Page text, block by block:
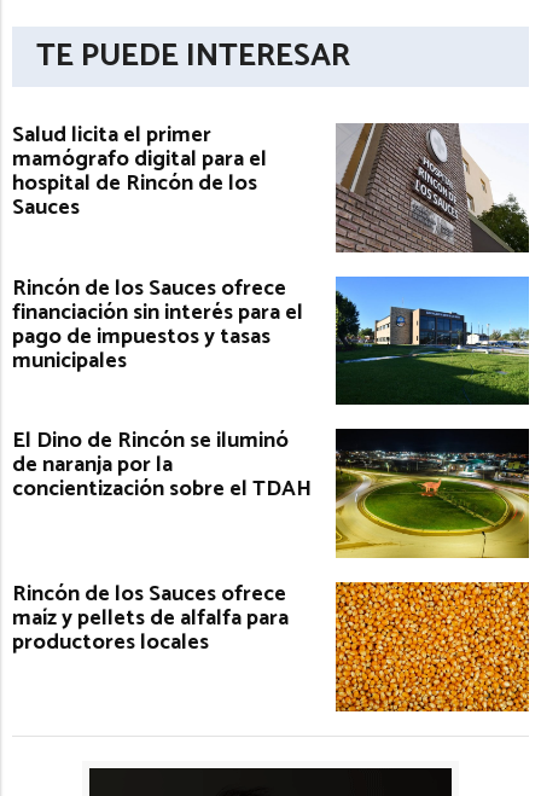
TE PUEDE INTERESAR
Salud licita el primer
mamógrafo digital para el
hospital de Rincón de los
Sauces
Rincón de los Sauces ofrece
financiación sin interés para el
pago de impuestos y tasas
municipales
El Dino de Rincón se iluminó
de naranja por la
concientización sobre el TDAH
Rincón de los Sauces ofrece
maíz y pellets de alfalfa para
productores locales